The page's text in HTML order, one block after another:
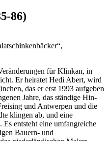
86)
für Klinkan, in
Er heiratet Hedi Abert, wird
das er erst 1993 aufgeben
Jahre, das ständige Hin-
und Antwerpen und die
klingen ab, und eine
Es entsteht eine umfangreiche
Bauern- und